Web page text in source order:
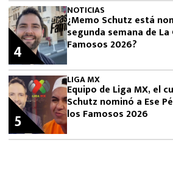
NOTICIAS
¿Memo Schutz está
segunda semana de La
Famosos 2026?
4
LIGA MX
Equipo de Liga MX, el
Schutz nominó a Ese
los Famosos 2026
5